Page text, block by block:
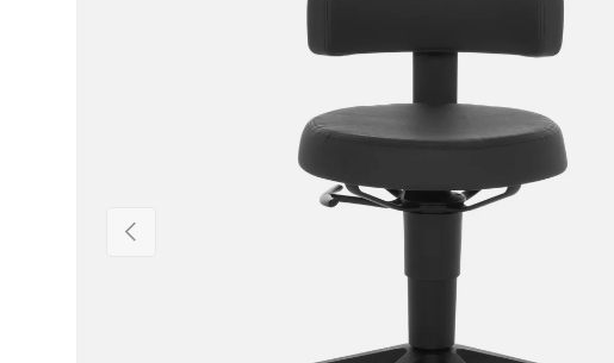
Forrige